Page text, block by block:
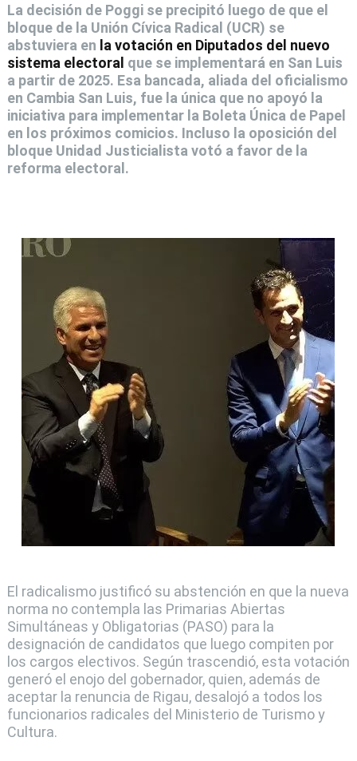
La decisión de Poggi se precipitó luego de que el
bloque de la Unión Cívica Radical (UCR) se
abstuviera en la votación en Diputados del nuevo
sistema electoral que se implementará en San Luis
a partir de 2025. Esa bancada, aliada del oficialismo
en Cambia San Luis, fue la única que no apoyó la
iniciativa para implementar la Boleta Única de Papel
en los próximos comicios. Incluso la oposición del
bloque Unidad Justicialista votó a favor de la
reforma electoral.
El radicalismo justificó su abstención en que la nueva
norma no contempla las Primarias Abiertas
Simultáneas y Obligatorias (PASO) para la
designación de candidatos que luego compiten por
los cargos electivos. Según trascendió, esta votación
generó el enojo del gobernador, quien, además de
aceptar la renuncia de Rigau, desalojó a todos los
funcionarios radicales del Ministerio de Turismo y
Cultura.